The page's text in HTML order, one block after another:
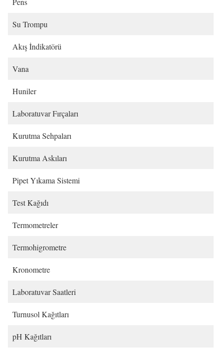
Su Trompu
Akış İndikatörü
Vana
Huniler
Laboratuvar Fırçaları
Kurutma Sehpaları
Kurutma Askıları
Pipet Yıkama Sistemi
Test Kağıdı
Termometreler
Termohigrometre
Kronometre
Laboratuvar Saatleri
Turnusol Kağıtları
pH Kağıtları